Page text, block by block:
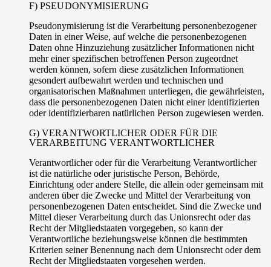
F) PSEUDONYMISIERUNG
Pseudonymisierung ist die Verarbeitung personenbezogener
Daten in einer Weise, auf welche die personenbezogenen
Daten ohne Hinzuziehung zusätzlicher Informationen nicht
mehr einer spezifischen betroffenen Person zugeordnet
werden können, sofern diese zusätzlichen Informationen
gesondert aufbewahrt werden und technischen und
organisatorischen Maßnahmen unterliegen, die gewährleisten,
dass die personenbezogenen Daten nicht einer identifizierten
oder identifizierbaren natürlichen Person zugewiesen werden.
G) VERANTWORTLICHER ODER FÜR DIE
VERARBEITUNG VERANTWORTLICHER
Verantwortlicher oder für die Verarbeitung Verantwortlicher
ist die natürliche oder juristische Person, Behörde,
Einrichtung oder andere Stelle, die allein oder gemeinsam mit
anderen über die Zwecke und Mittel der Verarbeitung von
personenbezogenen Daten entscheidet. Sind die Zwecke und
Mittel dieser Verarbeitung durch das Unionsrecht oder das
Recht der Mitgliedstaaten vorgegeben, so kann der
Verantwortliche beziehungsweise können die bestimmten
Kriterien seiner Benennung nach dem Unionsrecht oder dem
Recht der Mitgliedstaaten vorgesehen werden.